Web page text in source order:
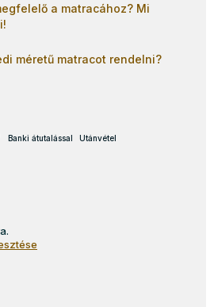
a matracához? Mi
méretű matracot rendelni?
Banki átutalással Utánvétel